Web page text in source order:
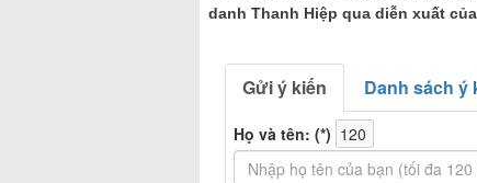
danh Thanh Hiệp qua diễn xuất